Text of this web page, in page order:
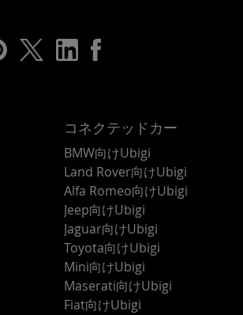
コネクテッドカー
BMW向けUbigi
Land Rover向けUbigi
Alfa Romeo向けUbigi
Jeep向けUbigi
Jaguar向けUbigi
Toyota向けUbigi
Mini向けUbigi
Maserati向けUbigi
Fiat向けUbigi